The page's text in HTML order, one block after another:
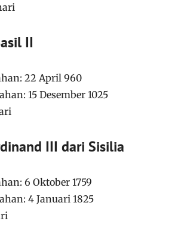
II
22 April 960
15 Desember 1025
III dari Sisilia
6 Oktober 1759
4 Januari 1825